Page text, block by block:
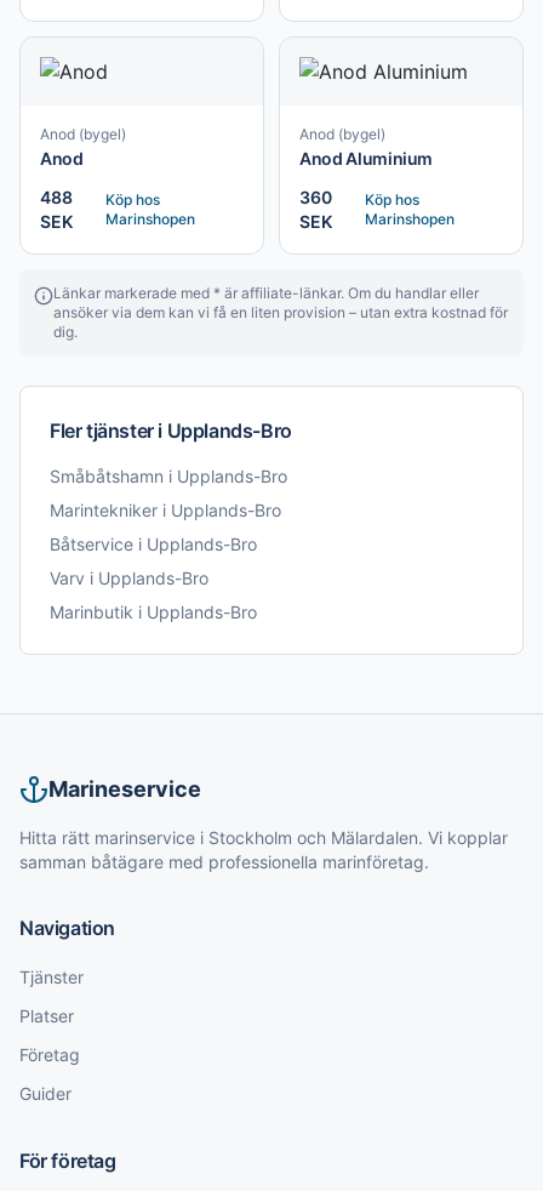
Anod (bygel)
Anod
488
SEK
Köp hos
Marinshopen
Anod (bygel)
Anod Aluminium
360
SEK
Köp hos
Marinshopen
Länkar markerade med * är affiliate-länkar. Om du handlar eller
ansöker via dem kan vi få en liten provision – utan extra kostnad för
dig.
Fler tjänster i Upplands-Bro
Småbåtshamn i Upplands-Bro
Marintekniker i Upplands-Bro
Båtservice i Upplands-Bro
Varv i Upplands-Bro
Marinbutik i Upplands-Bro
Marineservice
Hitta rätt marinservice i Stockholm och Mälardalen. Vi kopplar
samman båtägare med professionella marinföretag.
Navigation
Tjänster
Platser
Företag
Guider
För företag